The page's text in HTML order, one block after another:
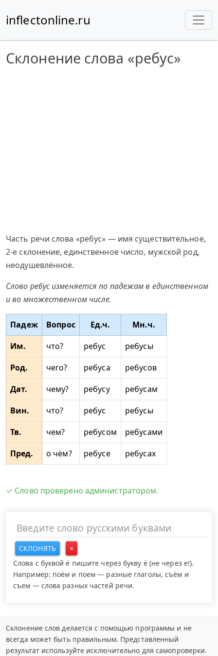
inflectonline.ru
Склонение слова «ребус»
Часть речи слова «ребус» — имя существительное,
2-е склонение, единственное число, мужской род,
неодушевлённое.
Слово ребус изменяется по падежам в единственном
и во множественном числе.
Падеж Вопрос Ед.ч.
Мн.ч.
Им.
что? ребус
ребусы
Род.
чего? ребуса
ребусов
Дат.
чему? ребусу
ребусам
Вин.
что? ребус
ребусы
Тв.
чем? ребусом
ребусами
Пред.
о чём? ребусе ребусах
✓ Слово проверено администратором.
СКЛОНЯТЬ
×
Слова с буквой ё пишите через букву ё (не через е!).
Например: поём и поем — разные глаголы, съём и
съем — слова разных частей речи.
Склонение слов делается с помощью программы и не
всегда может быть правильным. Представленный
результат используйте исключительно для самопроверки.